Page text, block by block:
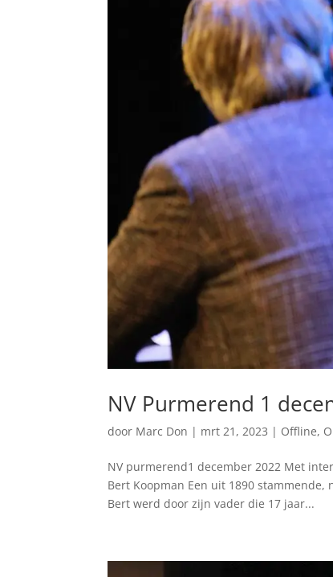
NV Purmerend 1
door Marc Don | mrt 21, 2023 | Offline,
NV purmerend1 december 2022 Met
Bert Koopman Een uit 1890
Bert werd door zijn vader die 17 jaar...